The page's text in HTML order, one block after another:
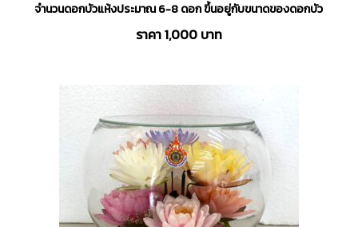
จำนวนดอกบัวแห้งประมาณ 6-8 ดอก ขึ้นอยู่กับขนาดของดอกบัว
ราคา 1,000 บาท